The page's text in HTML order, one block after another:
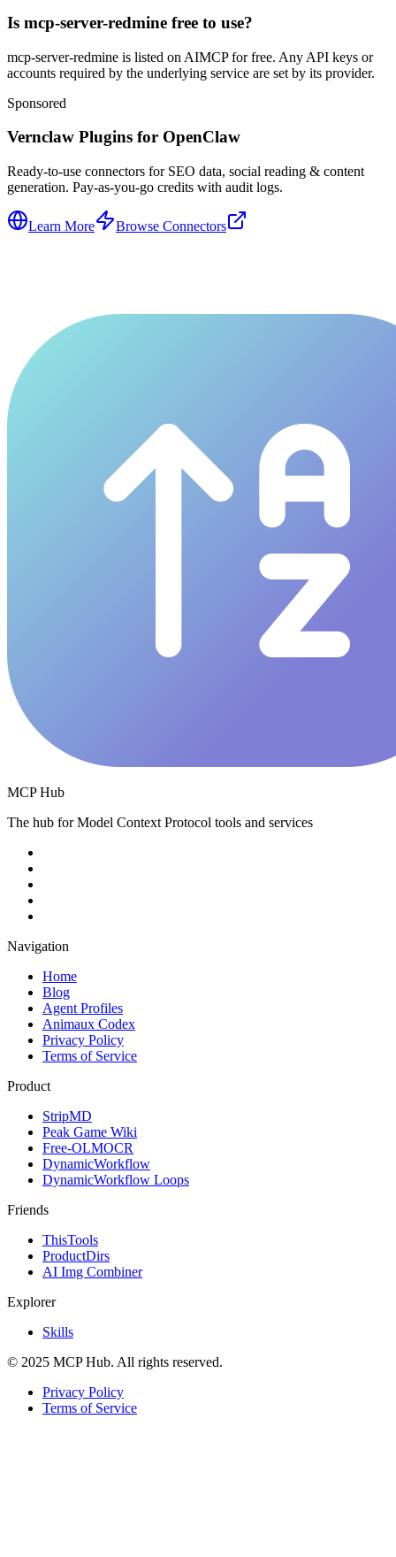
Is mcp-server-redmine free to use?
mcp-server-redmine is listed on AIMCP for free. Any API keys or
accounts required by the underlying service are set by its provider.
Sponsored
Vernclaw Plugins for OpenClaw
Ready-to-use connectors for SEO data, social reading & content
generation. Pay-as-you-go credits with audit logs.
Learn More Browse Connectors
MCP Hub
The hub for Model Context Protocol tools and services
Navigation
Home
Blog
Agent Profiles
Animaux Codex
Privacy Policy
Terms of Service
Product
StripMD
Peak Game Wiki
Free-OLMOCR
DynamicWorkflow
DynamicWorkflow Loops
Friends
ThisTools
ProductDirs
AI Img Combiner
Explorer
Skills
© 2025 MCP Hub. All rights reserved.
Privacy Policy
Terms of Service